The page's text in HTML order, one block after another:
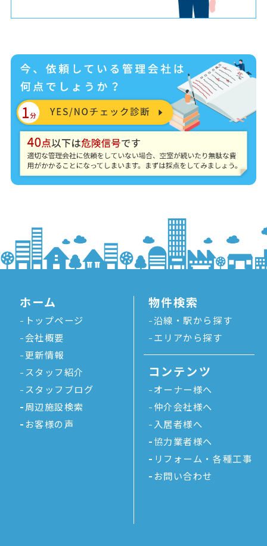
ホーム
トップページ
会社概要
更新情報
スタッフ紹介
スタッフブログ
周辺施設検索
お客様の声
物件検索
沿線・駅から探す
エリアから探す
コンテンツ
オーナー様へ
仲介会社様へ
入居者様へ
協力業者様へ
リフォーム・各種工事
お問い合わせ